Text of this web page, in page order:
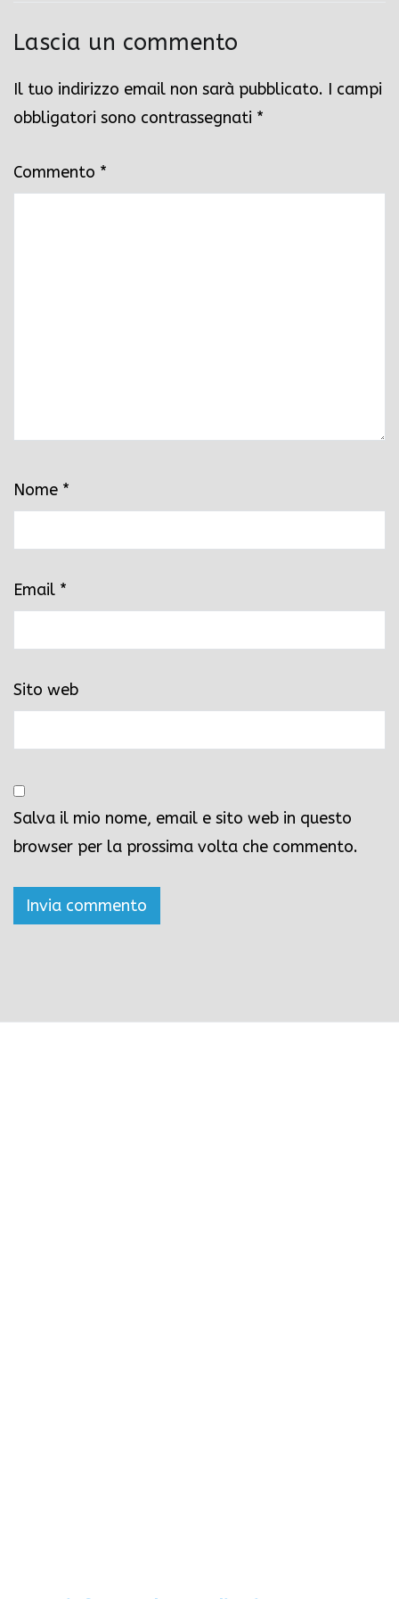
Lascia un commento
Il tuo indirizzo email non sarà pubblicato. I campi
obbligatori sono contrassegnati *
Commento *
Nome *
Email *
Sito web
Salva il mio nome, email e sito web in questo
browser per la prossima volta che commento.